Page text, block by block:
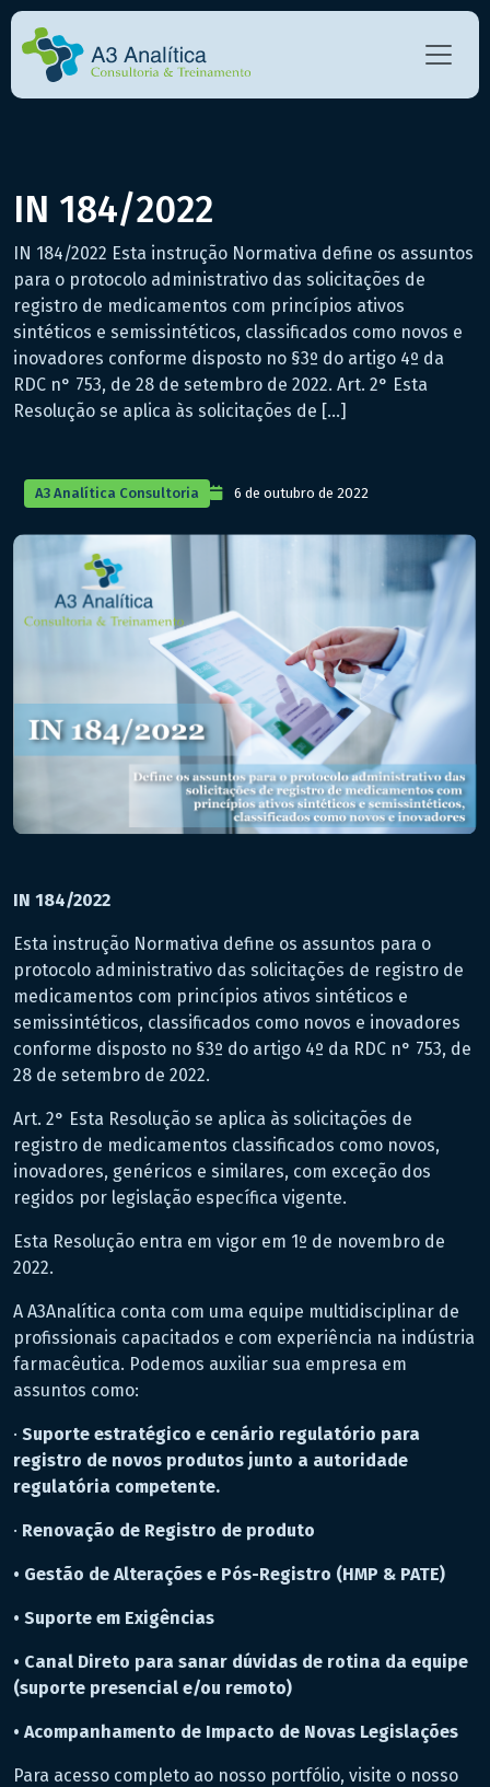
IN 184/2022
IN 184/2022 Esta instrução Normativa define os assuntos
para o protocolo administrativo das solicitações de
registro de medicamentos com princípios ativos
sintéticos e semissintéticos, classificados como novos e
inovadores conforme disposto no §3º do artigo 4º da
RDC n° 753, de 28 de setembro de 2022. Art. 2° Esta
Resolução se aplica às solicitações de […]
A3 Analítica Consultoria 6 de outubro de 2022
IN 184/2022
Esta instrução Normativa define os assuntos para o
protocolo administrativo das solicitações de registro de
medicamentos com princípios ativos sintéticos e
semissintéticos, classificados como novos e inovadores
conforme disposto no §3º do artigo 4º da RDC n° 753, de
28 de setembro de 2022.
Art. 2° Esta Resolução se aplica às solicitações de
registro de medicamentos classificados como novos,
inovadores, genéricos e similares, com exceção dos
regidos por legislação específica vigente.
Esta Resolução entra em vigor em 1º de novembro de
2022.
A A3Analítica conta com uma equipe multidisciplinar de
profissionais capacitados e com experiência na indústria
farmacêutica. Podemos auxiliar sua empresa em
assuntos como:
· Suporte estratégico e cenário regulatório para
registro de novos produtos junto a autoridade
regulatória competente.
· Renovação de Registro de produto
• Gestão de Alterações e Pós-Registro (HMP & PATE)
• Suporte em Exigências
• Canal Direto para sanar dúvidas de rotina da equipe
(suporte presencial e/ou remoto)
• Acompanhamento de Impacto de Novas Legislações
Para acesso completo ao nosso portfólio, visite o nosso